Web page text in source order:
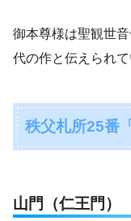
御本尊様は聖観世
代の作と伝えられて
秩父札所25番
山門（仁王門）